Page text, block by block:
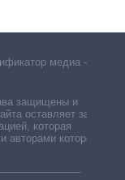
медиа –
защищены и
оставляет за
которая
авторами которой